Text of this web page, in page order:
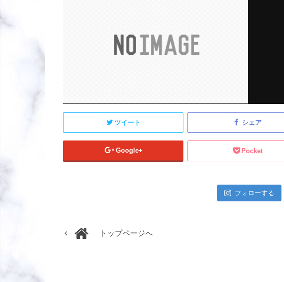
ツイート シェア
Google+ Pocket
フォローする
トップページへ